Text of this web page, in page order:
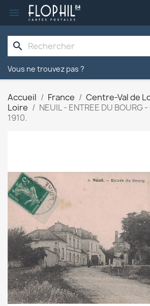

search
Vous ne trouvez pas ?
Accueil France Centre-Val de
Loire
NEUIL - ENTREE DU BOURG
1910.